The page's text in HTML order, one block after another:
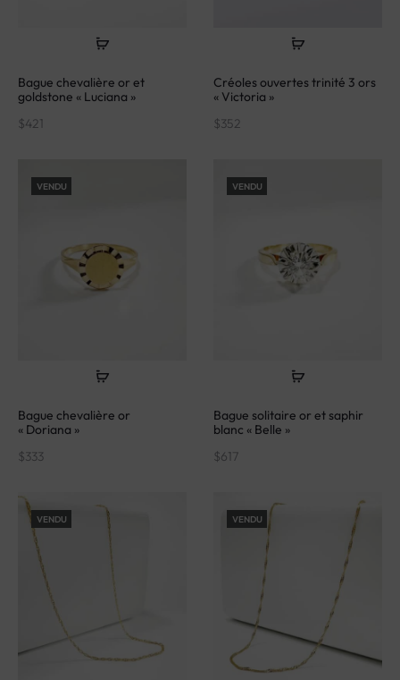
Bague chevalière or et
goldstone « Luciana »
$ 421
Créoles ouvertes trinité 3 ors
« Victoria »
$ 352
VENDU
Bague chevalière or
« Doriana »
$ 333
VENDU
Bague solitaire or et saphir
blanc « Belle »
$ 617
VENDU VENDU